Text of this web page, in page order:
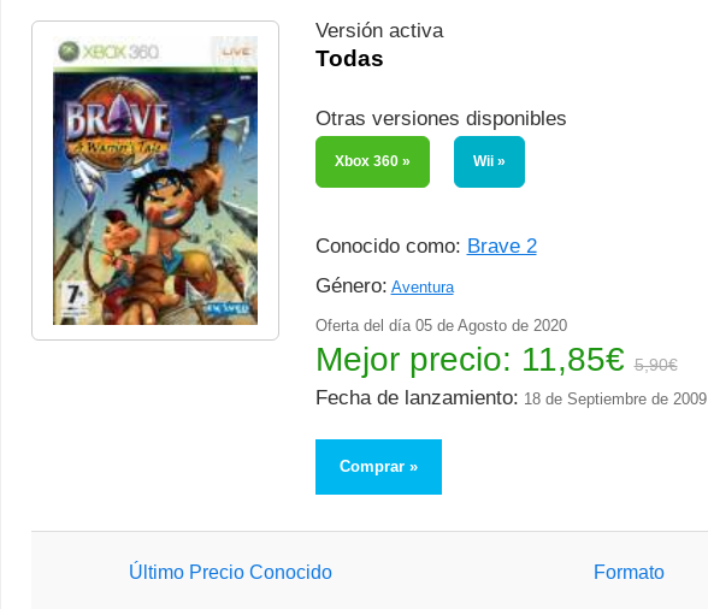
Versión activa
Todas
Otras versiones disponibles
Xbox 360 Wii
Conocido como: Brave 2
Género: Aventura
Oferta del día 05 de Agosto de 2020
Mejor precio: 11,85€ 5,90€
Fecha de lanzamiento: 18 de Septiembre de 2009
Comprar
Último Precio Conocido Formato